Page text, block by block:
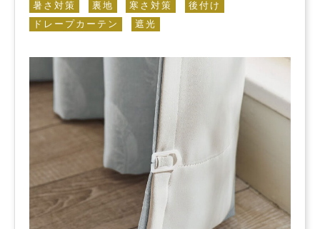
暑さ対策
裏地 寒さ対策
後付け
ドレープカーテン
遮光